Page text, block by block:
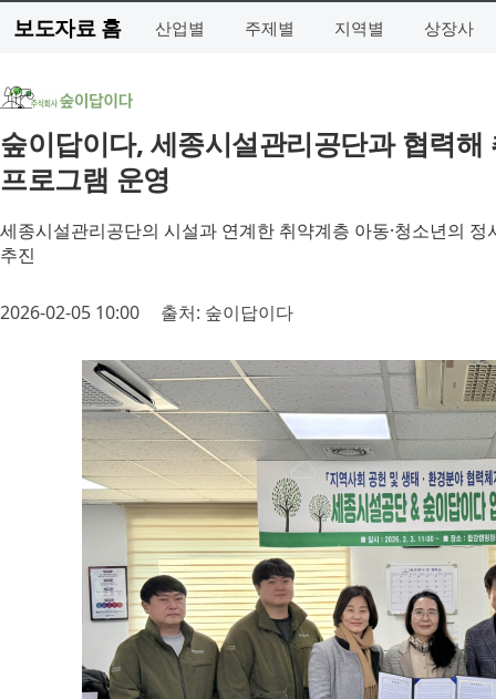
보도자료 홈 산업별 주제별 지역별 상장사
숲이답이다, 세종시설관리공단과 협력해
프로그램 운영
세종시설관리공단의 시설과 연계한 취약계층 아동·청소년의
추진
2026-02-05 10:00 출처: 숲이답이다